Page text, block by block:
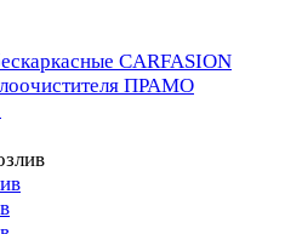
CARFASION
ПРАМО